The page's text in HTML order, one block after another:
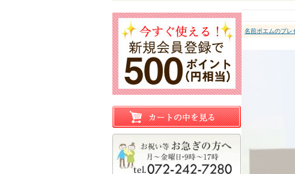
名前ポエムのプレ